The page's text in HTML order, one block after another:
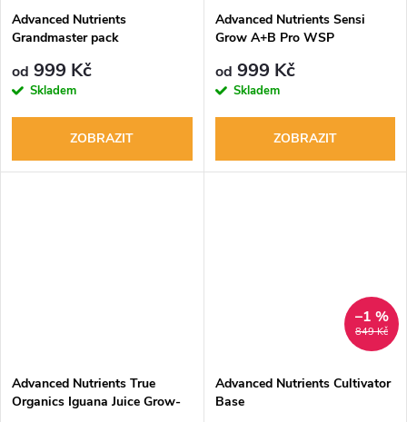
Advanced Nutrients
Grandmaster pack
od 999 Kč
Skladem
ZOBRAZIT
Advanced Nutrients Sensi
Grow A+B Pro WSP
od 999 Kč
Skladem
ZOBRAZIT
Advanced Nutrients True
Organics Iguana Juice Grow-
849 Kč
–1 %
Advanced Nutrients Cultivator
Base